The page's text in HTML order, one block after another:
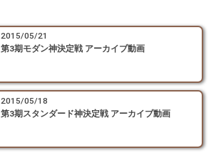
2015/05/21
第3期モダン神決定戦 アーカイブ動画
2015/05/18
第3期スタンダード神決定戦 アーカイブ動画